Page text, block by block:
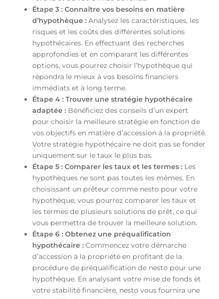
Étape 3 : Connaître vos besoins en matière
d’hypothèque :Analysez les caractéristiques, les
risques et les coûts des différentes solutions
hypothécaires. En effectuant des recherches
approfondies et en comparant les différentes
options, vous pourrez choisir l’hypothèque qui
répondra le mieux à vos besoins financiers
immédiats et à long terme.
Étape 4 : Trouver une stratégie hypothécaire
adaptée :Bénéficiez des conseils d’un expert
pour choisir la meilleure stratégie en fonction de
vos objectifs en matière d’accession à la propriété.
Votre stratégie hypothécaire ne doit pas se fonder
uniquement sur le taux le plus bas.
Étape 5 : Comparer les taux et les termes : Les
hypothèques ne sont pas toutes les mêmes. En
choisissant un prêteur comme nesto pour votre
hypothèque, vous pourrez comparer les taux et
les termes de plusieurs solutions de prêt, ce qui
vous permettra de trouver la meilleure solution.
Étape 6 : Obtenez une préqualification
hypothécaire : Commencez votre démarche
d’accession à la propriété en profitant de la
procédure de préqualification de nesto pour une
hypothèque. En analysant votre mise de fonds et
votre stabilité financière, nesto vous fournira une